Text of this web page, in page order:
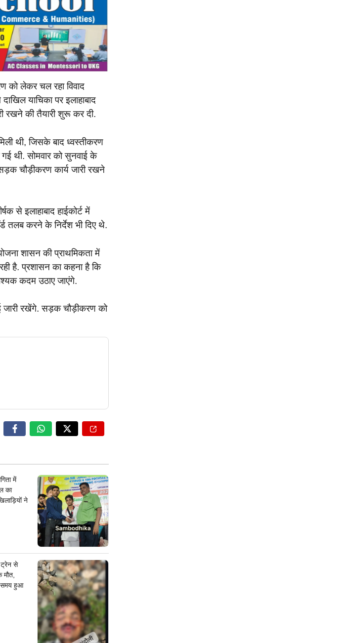
को लेकर चल रहा विवाद
याचिका पर इलाहाबाद
रखने की तैयारी शुरू कर दी.
थी, जिसके बाद ध्वस्तीकरण
थी. सोमवार को सुनवाई के
चौड़ीकरण कार्य जारी रखने
से इलाहाबाद हाईकोर्ट में
तलब करने के निर्देश भी दिए थे.
शासन की प्राथमिकता में
है. प्रशासन का कहना है कि
कदम उठाए जाएंगे.
जारी रखेंगे. सड़क चौड़ीकरण को
में
का
ने
से
मौत,
समय हुआ